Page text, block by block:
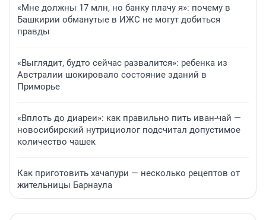
«Мне должны 17 млн, но банку плачу я»: почему в
Башкирии обманутые в ИЖС не могут добиться
правды
«Выглядит, будто сейчас развалится»: ребенка из
Австралии шокировало состояние зданий в
Приморье
«Вплоть до диареи»: как правильно пить иван-чай —
новосибирский нутрициолог подсчитал допустимое
количество чашек
Как приготовить хачапури — несколько рецептов от
жительницы Барнаула